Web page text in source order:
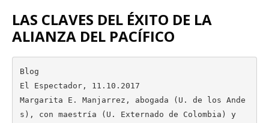
LAS CLAVES DEL ÉXITO DE LA
ALIANZA DEL PACÍFICO
Blog
El Espectador, 11.10.2017
Margarita E. Manjarrez, abogada (U. de los Ande
s), con maestría (U. Externado de Colombia) y